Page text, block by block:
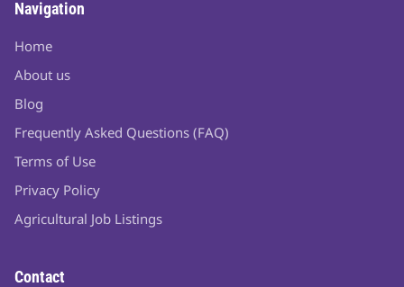
Navigation
Home
About us
Blog
Frequently Asked Questions (FAQ)
Terms of Use
Privacy Policy
Agricultural Job Listings
Contact